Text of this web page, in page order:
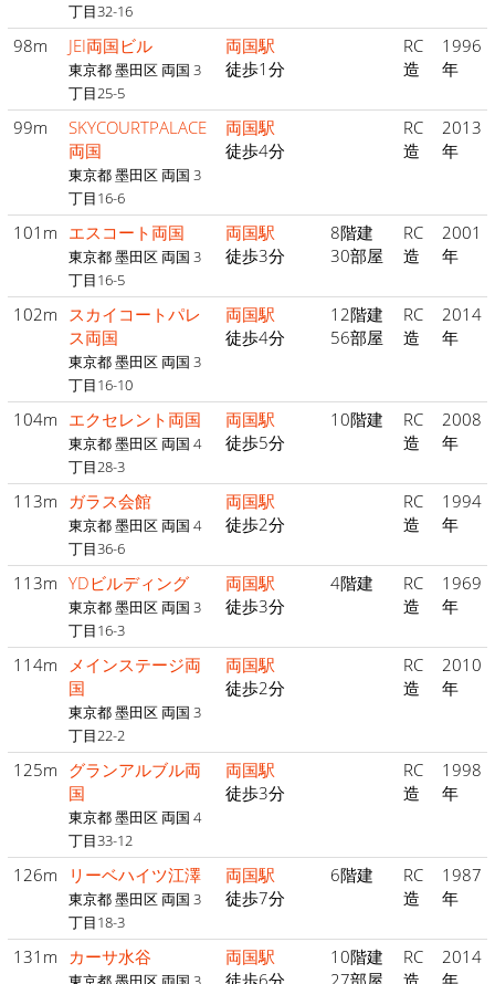
丁目32-16
98m JEI両国ビル
東京都 墨田区 両国 3
丁目25-5
両国駅
徒歩1分
RC
造
1996
年
99m
SKYCOURTPALACE
両国
東京都 墨田区 両国 3
丁目16-6
両国駅
徒歩4分
RC
造
2013
年
101m エスコート両国
東京都 墨田区 両国 3
丁目16-5
両国駅
徒歩3分
8階建
30部屋
RC
造
2001
年
102m スカイコートパレ
ス両国
東京都 墨田区 両国 3
丁目16-10
両国駅
徒歩4分
12階建
56部屋
RC
造
2014
年
104m エクセレント両国
東京都 墨田区 両国 4
丁目28-3
両国駅
徒歩5分
10階建
RC
造
2008
年
113m ガラス会館
東京都 墨田区 両国 4
丁目36-6
両国駅
徒歩2分
RC
造
1994
年
113m YDビルディング
東京都 墨田区 両国 3
丁目16-3
両国駅
徒歩3分
4階建
RC
造
1969
年
114m
メインステージ両
国
東京都 墨田区 両国 3
丁目22-2
両国駅
徒歩2分
RC
造
2010
年
125m グランアルブル両
国
東京都 墨田区 両国 4
丁目33-12
両国駅
徒歩3分
RC
造
1998
年
126m リーベハイツ江澤
東京都 墨田区 両国 3
丁目18-3
両国駅
徒歩7分
6階建
RC
造
1987
年
131m カーサ水谷
両国駅
10階建
RC
2014